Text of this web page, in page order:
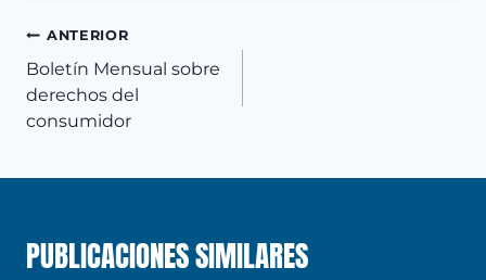
NAVEGACIÓN
DE
ENTRADAS
ANTERIOR
Boletín Mensual sobre
derechos del
consumidor
PUBLICACIONES SIMILARES